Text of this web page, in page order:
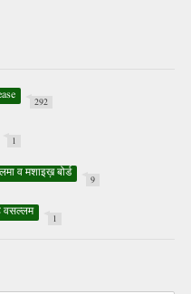
292
1
व मशाइख़ बोर्ड 9
वसल्लम 1